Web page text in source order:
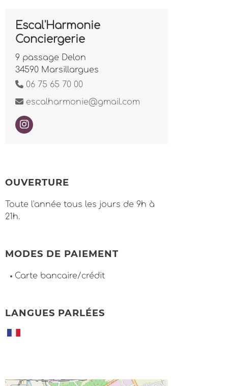
Escal'Harmonie
Conciergerie
9 passage Delon
34590 Marsillargues
06 75 65 70 00
escalharmonie@gmail.com
OUVERTURE
Toute l'année tous les jours de 9h à
21h.
MODES DE PAIEMENT
Carte bancaire/crédit
LANGUES PARLÉES